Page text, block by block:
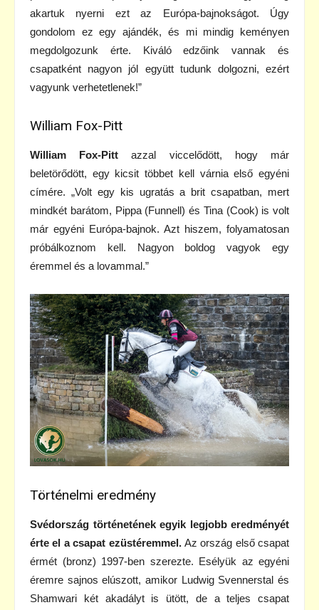
akartuk nyerni ezt az Európa-bajnokságot. Úgy
gondolom ez egy ajándék, és mi mindig keményen
megdolgozunk érte. Kiváló edzőink vannak és
csapatként nagyon jól együtt tudunk dolgozni, ezért
vagyunk verhetetlenek!”
William Fox-Pitt
William Fox-Pitt azzal viccelődött, hogy már
beletörődött, egy kicsit többet kell várnia első egyéni
címére. „Volt egy kis ugratás a brit csapatban, mert
mindkét barátom, Pippa (Funnell) és Tina (Cook) is volt
már egyéni Európa-bajnok. Azt hiszem, folyamatosan
próbálkoznom kell. Nagyon boldog vagyok egy
éremmel és a lovammal.”
Történelmi eredmény
Svédország történetének egyik legjobb eredményét
érte el a csapat ezüstéremmel.Az ország első csapat
érmét (bronz) 1997-ben szerezte. Esélyük az egyéni
éremre sajnos elúszott, amikor Ludwig Svennerstal és
Shamwari két akadályt is ütött, de a teljes csapat